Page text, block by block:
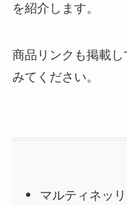
を紹介します。
商品リンクも掲載
みてください。
マルティネッ